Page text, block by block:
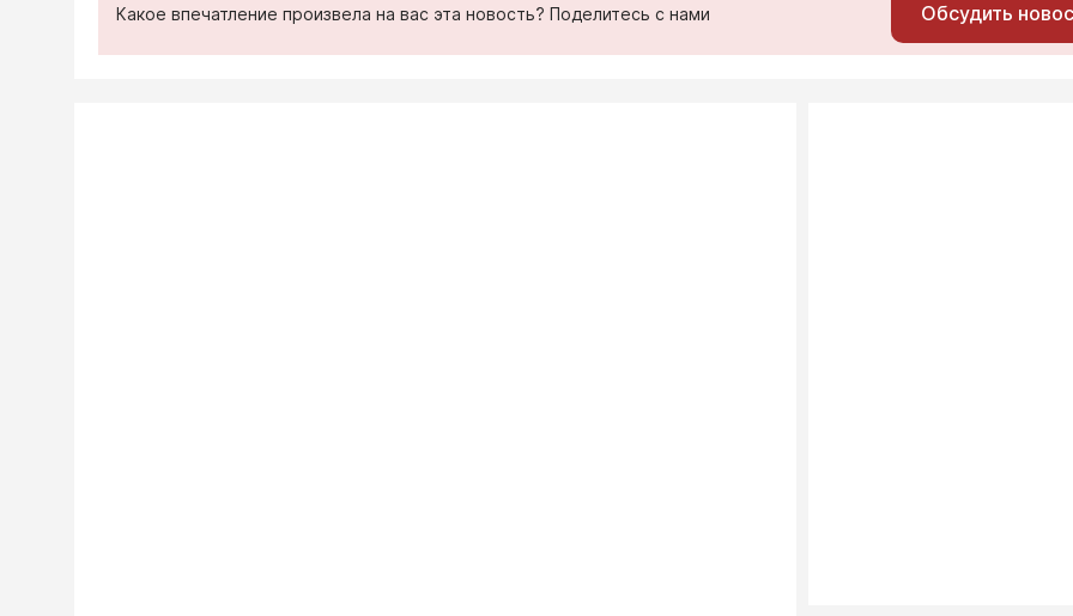
Какое впечатление произвела на вас эта новость? Поделитесь с нами Обсудить